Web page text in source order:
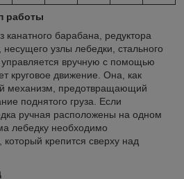
работы
канатного барабана, редуктора
узлы лебедки, стального
вручную с помощью
круговое движение. Она, как
механизм, предотвращающий
поднятого груза. Если
ручная расположены на одном
лебедку необходимо
который крепится сверху над